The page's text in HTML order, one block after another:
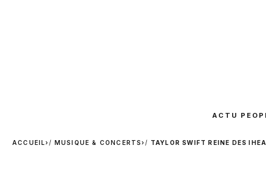
ACTU
ACCUEIL› MUSIQUE & CONCERTS› TAYLOR SWIFT REINE DES